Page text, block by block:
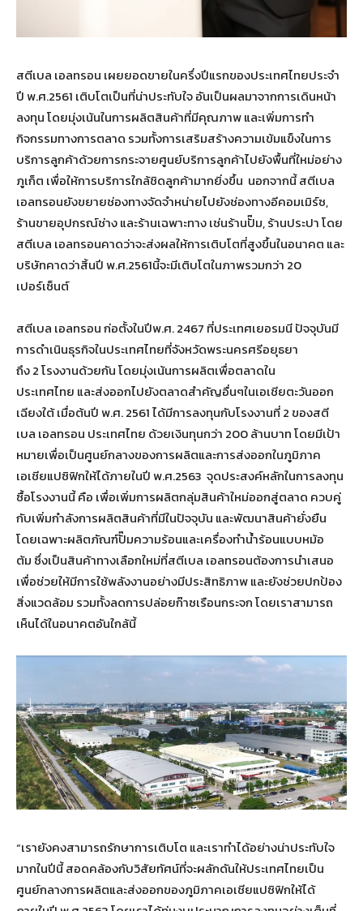
สตีเบล เอลทรอน เผยยอดขายในครึ่งปีแรกของประเทศไทยประจำ
ปี พ.ศ.2561 เติบโตเป็นที่น่าประทับใจ อันเป็นผลมาจากการเดินหน้า
ลงทุน โดยมุ่งเน้นในการผลิตสินค้าที่มีคุณภาพ และเพิ่มการทำ
กิจกรรมทางการตลาด รวมทั้งการเสริมสร้างความเข้มแข็งในการ
บริการลูกค้าด้วยการกระจายศูนย์บริการลูกค้าไปยังพื้นที่ใหม่อย่าง
ภูเก็ต เพื่อให้การบริการใกล้ชิดลูกค้ามากยิ่งขึ้น นอกจากนี้ สตีเบล
เอลทรอนยังขยายช่องทางจัดจำหน่ายไปยังช่องทางอีคอมเมิร์ซ,
ร้านขายอุปกรณ์ช่าง และร้านเฉพาะทาง เช่นร้านปั๊ม, ร้านประปา โดย
สตีเบล เอลทรอนคาดว่าจะส่งผลให้การเติบโตที่สูงขึ้นในอนาคต และ
บริษัทคาดว่าสิ้นปี พ.ศ.2561นี้จะมีเติบโตในภาพรวมกว่า 20
เปอร์เซ็นต์
สตีเบล เอลทรอน ก่อตั้งในปีพ.ศ. 2467 ที่ประเทศเยอรมนี ปัจจุบันมี
การดำเนินธุรกิจในประเทศไทยที่จังหวัดพระนครศรีอยุธยา
ถึง 2 โรงงานด้วยกัน โดยมุ่งเน้นการผลิตเพื่อตลาดใน
ประเทศไทย และส่งออกไปยังตลาดสำคัญอื่นๆในเอเชียตะวันออก
เฉียงใต้ เมื่อต้นปี พ.ศ. 2561 ได้มีการลงทุนกับโรงงานที่ 2 ของสตี
เบล เอลทรอน ประเทศไทย ด้วยเงินทุนกว่า 200 ล้านบาท โดยมีเป้า
หมายเพื่อเป็นศูนย์กลางของการผลิตและการส่งออกในภูมิภาค
เอเชียแปซิฟิกให้ได้ภายในปี พ.ศ.2563 จุดประสงค์หลักในการลงทุน
ซื้อโรงงานนี้ คือ เพื่อเพิ่มการผลิตกลุ่มสินค้าใหม่ออกสู่ตลาด ควบคู่
กับเพิ่มกำลังการผลิตสินค้าที่มีในปัจจุบัน และพัฒนาสินค้ายั่งยืน
โดยเฉพาะผลิตภัณฑ์ปั๊มความร้อนและเครื่องทำน้ำร้อนแบบหม้อ
ต้ม ซึ่งเป็นสินค้าทางเลือกใหม่ที่สตีเบล เอลทรอนต้องการนำเสนอ
เพื่อช่วยให้มีการใช้พลังงานอย่างมีประสิทธิภาพ และยังช่วยปกป้อง
สิ่งแวดล้อม รวมทั้งลดการปล่อยก๊าซเรือนกระจก โดยเราสามารถ
เห็นได้ในอนาคตอันใกล้นี้
“เรายังคงสามารถรักษาการเติบโต และเราทำได้อย่างน่าประทับใจ
มากในปีนี้ สอดคล้องกับวิสัยทัศน์ที่จะผลักดันให้ประเทศไทยเป็น
ศูนย์กลางการผลิตและส่งออกของภูมิภาคเอเชียแปซิฟิกให้ได้